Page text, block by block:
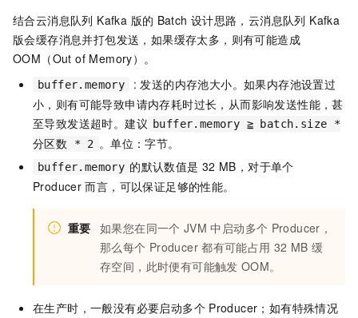
结合云消息队列 Kafka 版的 Batch 设计思路， 云消息队列 Kafka
版会缓存消息并打包发送，如果缓存太多，则有可能造成
OOM（Out of Memory）。
buffer.memory
: 发送的内存池大小。如果内存池设置过
小，则有可能导致申请内存耗时过长，从而影响发送性能，甚
至导致发送超时。建议 buffer.memory ≧ batch.size *
分区数 * 2 。单位：字节。
buffer.memory 的默认数值是 32 MB，对于单个
Producer 而言，可以保证足够的性能。
重要 如果您在同一个 JVM 中启动多个 Producer，
那么每个 Producer 都有可能占用 32 MB 缓
存空间，此时便有可能触发 OOM。
在生产时，一般没有必要启动多个 Producer；如有特殊情况